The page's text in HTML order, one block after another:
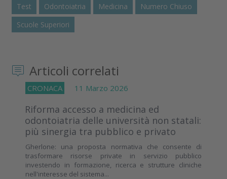
Test Odontoiatria Medicina
Numero Chiuso
Scuole Superiori
Articoli correlati
CRONACA 11 Marzo 2026
Riforma accesso a medicina ed
odontoiatria delle università non statali:
più sinergia tra pubblico e privato
Gherlone: una proposta normativa che consente di
trasformare risorse private in servizio pubblico
investendo in formazione, ricerca e strutture cliniche
nell'interesse del sistema...